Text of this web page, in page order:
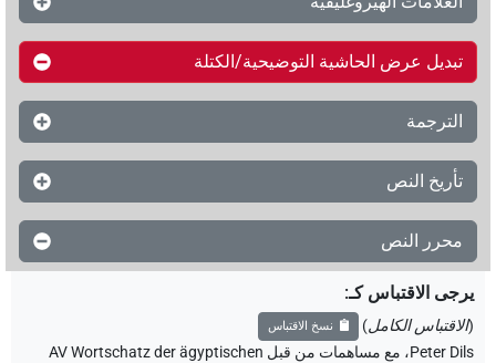
تبديل عرض الحاشية التوضيحية/الكتلة
الترجمة
تأريخ النص
محرر النص
يرجى الاقتباس كـ:
(الاقتباس الكامل) نسخ الاقتباس
Peter Dils، مع مساهمات من قبل AV Wortschatz der ägyptischen